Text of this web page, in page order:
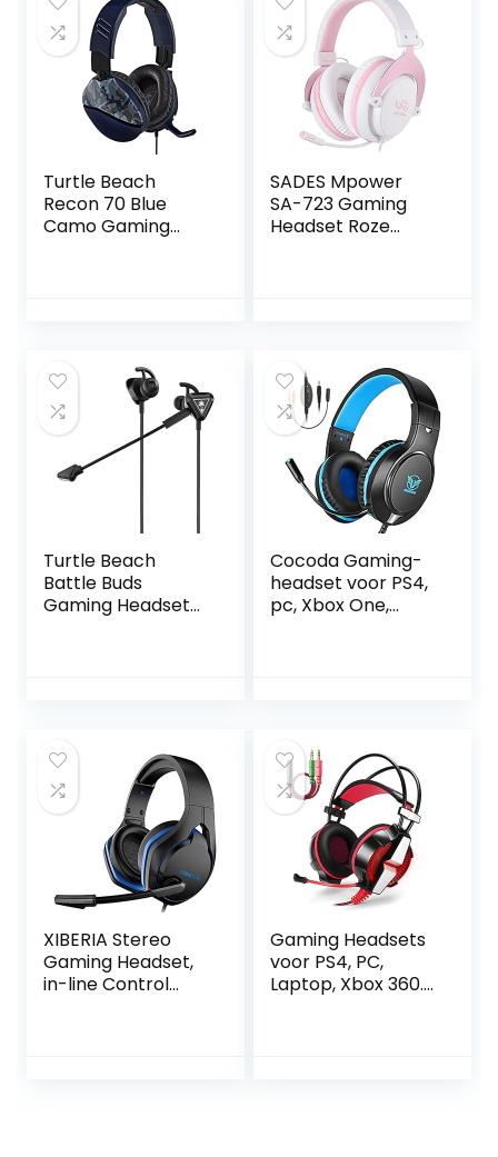
Turtle Beach
Recon 70 Blue
Camo Gaming
SADES Mpower
SA-723 Gaming
Headset Roze
Turtle Beach
Battle Buds
Gaming Headset
Cocoda Gaming-
headset voor PS4,
pc, Xbox One,
3,5 mm headset,
gaming voor PS3,
laptop, Mac,
mobiele telefoon,
tablet switch
XIBERIA Stereo
Gaming Headset,
in-line Control
Gaming Headsets
voor PS4, PC,
Laptop, Xbox 360.